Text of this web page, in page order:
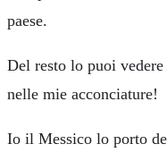
paese.
Del resto lo puoi
nelle mie acconciature!
Io il Messico lo porto